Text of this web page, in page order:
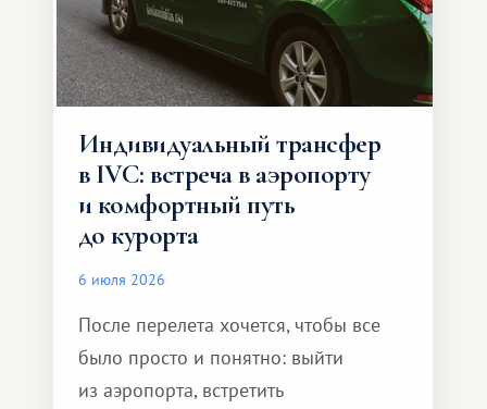
Индивидуальный трансфер
в IVC: встреча в аэропорту
и комфортный путь
до курорта
6 июля 2026
После перелета хочется, чтобы все
было просто и понятно: выйти
из аэропорта, встретить